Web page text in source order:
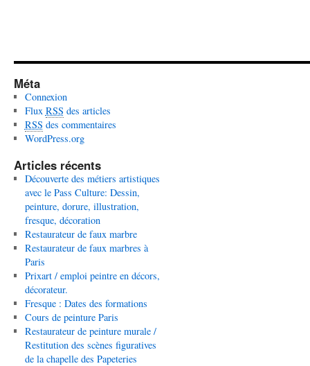
Méta
Connexion
Flux RSS des articles
RSS des commentaires
WordPress.org
Articles récents
Découverte des métiers artistiques
avec le Pass Culture: Dessin,
peinture, dorure, illustration,
fresque, décoration
Restaurateur de faux marbre
Restaurateur de faux marbres à
Paris
Prixart / emploi peintre en décors,
décorateur.
Fresque : Dates des formations
Cours de peinture Paris
Restaurateur de peinture murale /
Restitution des scènes figuratives
de la chapelle des Papeteries